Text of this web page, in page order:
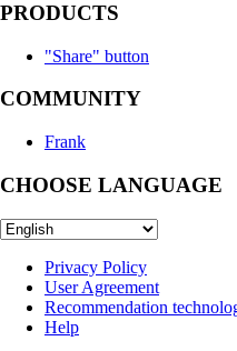
PRODUCTS
"Share" button
COMMUNITY
Frank
CHOOSE LANGUAGE
Privacy Policy
User Agreement
Recommendation
Help